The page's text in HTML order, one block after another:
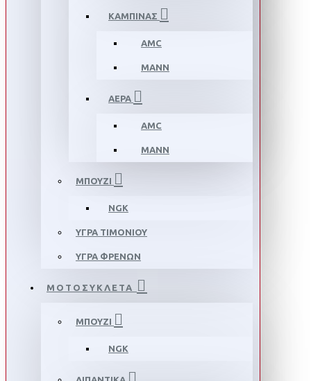
ΚΑΜΠΙΝΑΣ
AMC
MANN
ΑΕΡΑ
AMC
MANN
ΜΠΟΥΖΙ
NGK
ΥΓΡΑ ΤΙΜΟΝΙΟΥ
ΥΓΡΑ ΦΡΕΝΩΝ
ΜΟΤΟΣΥΚΛΕΤΑ
ΜΠΟΥΖΙ
NGK